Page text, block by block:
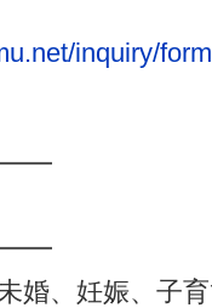
inquiry/
婚、妊娠、子